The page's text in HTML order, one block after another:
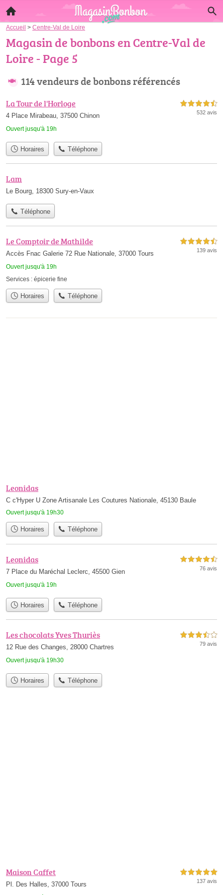
Accueil > Centre-Val de Loire
Magasin de bonbons en Centre-Val de
Loire - Page 5
114 vendeurs de bonbons référencés
La Tour de l'Horloge
4 Place Mirabeau, 37500 Chinon
Ouvert jusqu'à 19h
4,5 étoiles sur 5
532 avis
Horaires Téléphone
Lam
Le Bourg, 18300 Sury-en-Vaux
Téléphone
Le Comptoir de Mathilde
Accès Fnac Galerie 72 Rue Nationale, 37000 Tours
Ouvert jusqu'à 19h
4,5 étoiles sur 5
139 avis
Services : épicerie fine
Horaires Téléphone
Leonidas
C c'Hyper U Zone Artisanale Les Coutures Nationale, 45130 Baule
Ouvert jusqu'à 19h30
Horaires Téléphone
Leonidas
7 Place du Maréchal Leclerc, 45500 Gien
Ouvert jusqu'à 19h
4,5 étoiles sur 5
76 avis
Horaires Téléphone
Les chocolats Yves Thuriès
12 Rue des Changes, 28000 Chartres
Ouvert jusqu'à 19h30
3,5 étoiles sur 5
79 avis
Horaires Téléphone
Maison Caffet
Pl. Des Halles, 37000 Tours
5,0 étoiles sur 5
137 avis